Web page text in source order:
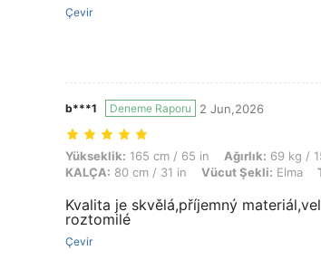
Çevir
b***1 Deneme Raporu 2 Jun,2026
Yükseklik: 165 cm / 65 in, Ağırlık: 69 kg / 152 lbs,
Yükseklik: 165 cm / 65 in Ağırlık: 69 kg /
KALÇA: 80 cm / 31 in Vücut Şekli: Elma
Kvalita je skvělá,příjemný
roztomilé
Çevir